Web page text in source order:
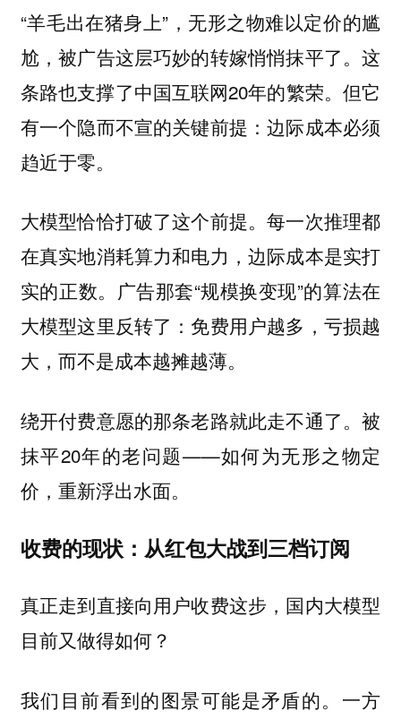
“羊毛出在猪身上”，无形之物难以定价的尴
尬，被广告这层巧妙的转嫁悄悄抹平了。这
条路也支撑了中国互联网20年的繁荣。但它
有一个隐而不宣的关键前提：边际成本必须
趋近于零。
大模型恰恰打破了这个前提。每一次推理都
在真实地消耗算力和电力，边际成本是实打
实的正数。广告那套“规模换变现”的算法在
大模型这里反转了：免费用户越多，亏损越
大，而不是成本越摊越薄。
绕开付费意愿的那条老路就此走不通了。被
抹平20年的老问题——如何为无形之物定
价，重新浮出水面。
收费的现状：从红包大战到三档订阅
真正走到直接向用户收费这步，国内大模型
目前又做得如何？
我们目前看到的图景可能是矛盾的。一方